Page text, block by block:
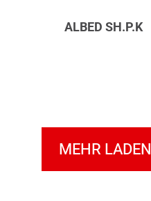
ALBED SH.P.K
MEHR LADEN